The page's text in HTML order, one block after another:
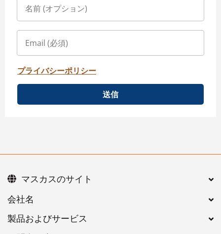
プライバシーポリシー
送信
会社名
製品およびサービス
マスカスのサイト